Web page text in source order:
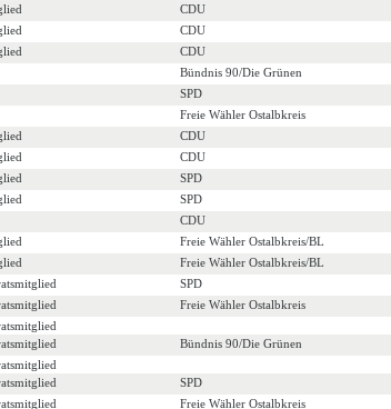
CDU
CDU
CDU
Bündnis 90/Die Grünen
SPD
Freie Wähler Ostalbkreis
CDU
CDU
SPD
SPD
CDU
Freie Wähler Ostalbkreis/BL
Freie Wähler Ostalbkreis/BL
SPD
Freie Wähler Ostalbkreis
Bündnis 90/Die Grünen
SPD
Freie Wähler Ostalbkreis